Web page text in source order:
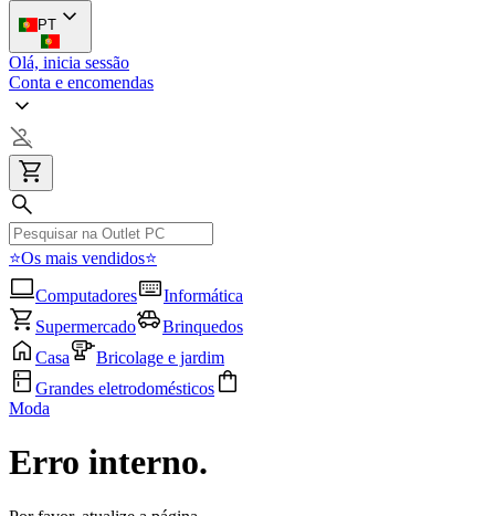
PT
Olá, inicia sessão
Conta e encomendas
⭐Os mais vendidos⭐
Computadores
Informática
Supermercado
Brinquedos
Casa
Bricolage e jardim
Grandes eletrodomésticos
Moda
Erro interno.